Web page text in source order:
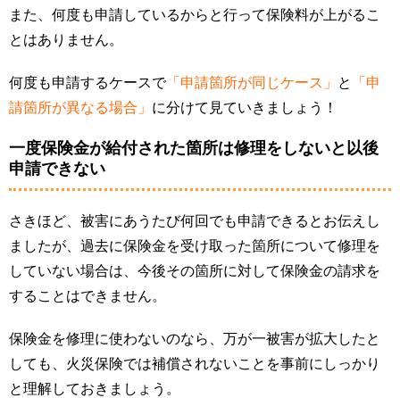
また、何度も申請しているからと行って保険料が上がるこ
とはありません。
何度も申請するケースで「申請箇所が同じケース」 と
「申
請箇所が異なる場合」 に分けて見ていきましょう！
一度保険金が給付された箇所は修理をしないと以後
申請できない
さきほど、被害にあうたび何回でも申請できるとお伝えし
ましたが、過去に保険金を受け取った箇所について修理を
していない場合は、今後その箇所に対して保険金の請求を
することはできません。
保険金を修理に使わないのなら、万が一被害が拡大したと
しても、火災保険では補償されないことを事前にしっかり
と理解しておきましょう。